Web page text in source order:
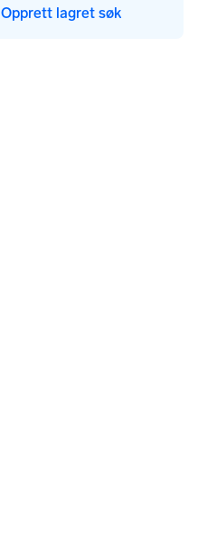
Opprett lagret søk